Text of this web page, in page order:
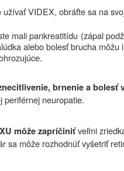
VIDEX, obráťte sa na
mali pankreatitídu (zápal
alebo bolesť brucha
brnenie a bolesť
periférnej neuropatie.
môže zapríčiniťveľmi
sa môže rozhodnúť vyšetriť